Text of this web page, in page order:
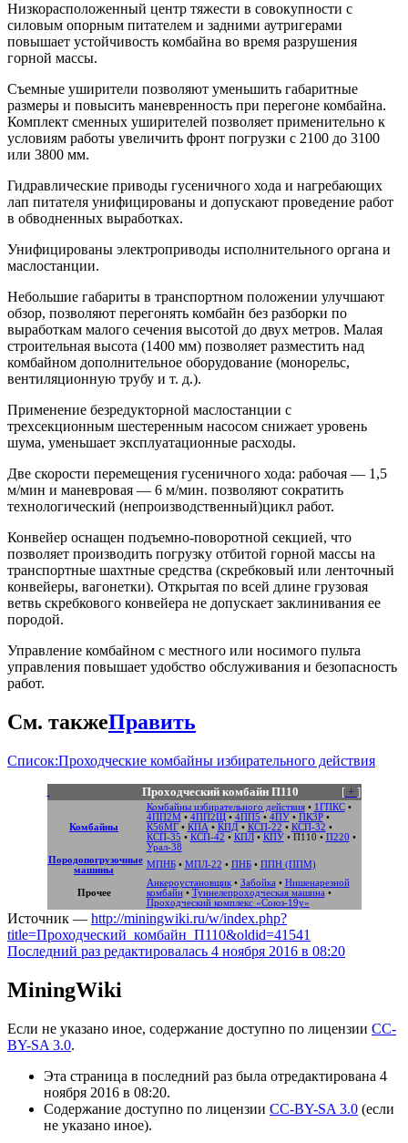
Низкорасположенный центр тяжести в совокупности с
силовым опорным питателем и задними аутригерами
повышает устойчивость комбайна во время разрушения
горной массы.
Съемные уширители позволяют уменьшить габаритные
размеры и повысить маневренность при перегоне комбайна.
Комплект сменных уширителей позволяет применительно к
условиям работы увеличить фронт погрузки с 2100 до 3100
или 3800 мм.
Гидравлические приводы гусеничного хода и нагребающих
лап питателя унифицированы и допускают проведение работ
в обводненных выработках.
Унифицированы электроприводы исполнительного органа и
маслостанции.
Небольшие габариты в транспортном положении улучшают
обзор, позволяют перегонять комбайн без разборки по
выработкам малого сечения высотой до двух метров. Малая
строительная высота (1400 мм) позволяет разместить над
комбайном дополнительное оборудование (монорельс,
вентиляционную трубу и т. д.).
Применение безредукторной маслостанции с
трехсекционным шестеренным насосом снижает уровень
шума, уменьшает эксплуатационные расходы.
Две скорости перемещения гусеничного хода: рабочая — 1,5
м/мин и маневровая — 6 м/мин. позволяют сократить
технологический (непроизводственный)цикл работ.
Конвейер оснащен подъемно-поворотной секцией, что
позволяет производить погрузку отбитой горной массы на
транспортные шахтные средства (скребковый или ленточный
конвейеры, вагонетки). Открытая по всей длине грузовая
ветвь скребкового конвейера не допускает заклинивания ее
породой.
Управление комбайном с местного или носимого пульта
управления повышает удобство обслуживания и безопасность
работ.
См. такжеПравить
Список:Проходческие комбайны избирательного действия
[+ ]
Проходческий комбайн П110
Комбайны
Комбайны избирательного действия• 1ГПКС•
4ПП2М• 4ПП2Щ• 4ПП5 • 4ПУ• ПК3Р•
К56МГ• КПА • КПД • КСП-22 • КСП-32 •
КСП-35 • КСП-42 • КПЛ• КПУ• П110 • П220 •
Урал-38
Породопогрузочные
машины
МПНБ• МПЛ-22 • ПНБ• ППН (ППМ)
Прочее
Анкероустановщик• Забойка • Нишенарезной
комбайн• Туннелепроходческая машина •
Проходческий комплекс «Союз-19у»
Источник — http://miningwiki.ru/w/index.php?
title=Проходческий_комбайн_П110&oldid=41541
Последний раз редактировалась 4 ноября 2016 в 08:20
MiningWiki
Если не указано иное, содержание доступно по лицензии CC-
BY-SA 3.0.
Эта страница в последний раз была отредактирована 4
ноября 2016 в 08:20.
Содержание доступно по лицензии CC-BY-SA 3.0 (если
не указано иное).